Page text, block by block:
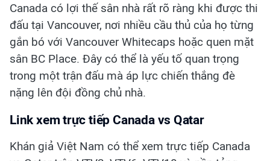
Canada có lợi thế sân nhà rất rõ ràng khi được thi
đấu tại Vancouver, nơi nhiều cầu thủ của họ từng
gắn bó với Vancouver Whitecaps hoặc quen mặt
sân BC Place. Đây có thể là yếu tố quan trọng
trong một trận đấu mà áp lực chiến thắng đè
nặng lên đội đồng chủ nhà.
Link xem trực tiếp Canada vs Qatar
Khán giả Việt Nam có thể xem trực tiếp Canada